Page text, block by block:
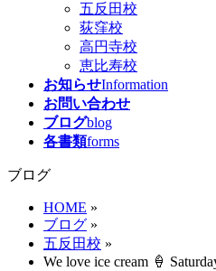
五反田校
荻窪校
高円寺校
恵比寿校
お知らせInformation
お問い合わせ
ブログblog
各書類forms
ブログ
HOME »
ブログ »
五反田校 »
We love ice cream 🍦